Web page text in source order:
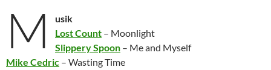
M
usik
Lost Count – Moonlight
Slippery Spoon – Me and Myself
Mike Cedric – Wasting Time